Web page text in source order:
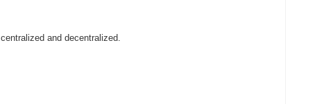
B2BTools (B2B) متاح على نطاق واسع في بورصات العملات المشفرة centralized and decentralized.